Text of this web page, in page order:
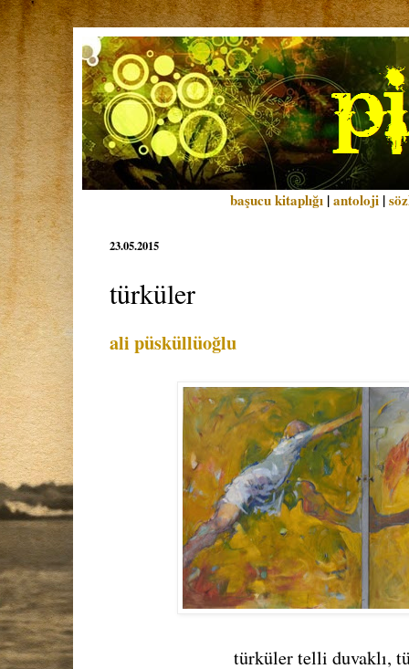
başucu kitaplığı |antoloji |
23.05.2015
türküler
ali püsküllüoğlu
türküler telli duvaklı,